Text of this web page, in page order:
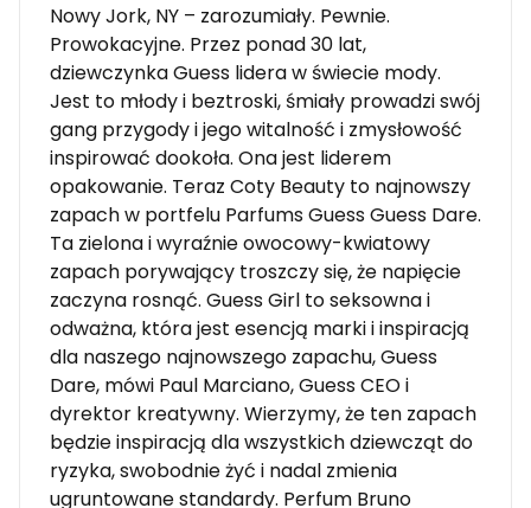
Nowy Jork, NY – zarozumiały. Pewnie.
Prowokacyjne. Przez ponad 30 lat,
dziewczynka Guess lidera w świecie mody.
Jest to młody i beztroski, śmiały prowadzi swój
gang przygody i jego witalność i zmysłowość
inspirować dookoła. Ona jest liderem
opakowanie. Teraz Coty Beauty to najnowszy
zapach w portfelu Parfums Guess Guess Dare.
Ta zielona i wyraźnie owocowy-kwiatowy
zapach porywający troszczy się, że napięcie
zaczyna rosnąć. Guess Girl to seksowna i
odważna, która jest esencją marki i inspiracją
dla naszego najnowszego zapachu, Guess
Dare, mówi Paul Marciano, Guess CEO i
dyrektor kreatywny. Wierzymy, że ten zapach
będzie inspiracją dla wszystkich dziewcząt do
ryzyka, swobodnie żyć i nadal zmienia
ugruntowane standardy. Perfum Bruno